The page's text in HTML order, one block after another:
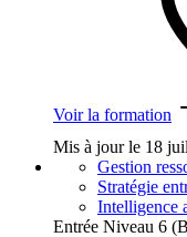
Voir la formation
Mis à jour le 18
Gestion
Stratégie
Intelligence
Entrée Niveau 6